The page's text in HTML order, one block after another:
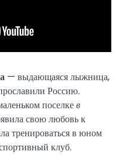
— выдающаяся лыжница,
Россию.
поселкев
свою любовь к
тренироваться в юном
клуб.